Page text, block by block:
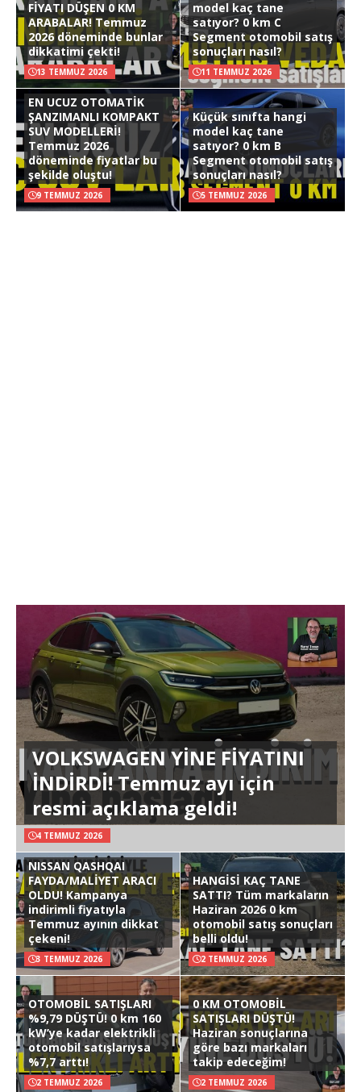
FİYATI DÜŞEN 0 KM
ARABALAR! Temmuz
2026 döneminde bunlar
dikkatimi çekti!
13 TEMMUZ 2026
model kaç tane
satıyor? 0 km C
Segment otomobil satış
sonuçları nasıl?
11 TEMMUZ 2026
EN UCUZ OTOMATİK
ŞANZIMANLI KOMPAKT
SUV MODELLERİ!
Temmuz 2026
döneminde fiyatlar bu
şekilde oluştu!
9 TEMMUZ 2026
Küçük sınıfta hangi
model kaç tane
satıyor? 0 km B
Segment otomobil satış
sonuçları nasıl?
5 TEMMUZ 2026
VOLKSWAGEN YİNE FİYATINI
İNDİRDİ! Temmuz ayı için
resmi açıklama geldi!
4 TEMMUZ 2026
NISSAN QASHQAI
FAYDA/MALİYET ARACI
OLDU! Kampanya
indirimli fiyatıyla
Temmuz ayının dikkat
çekeni!
3 TEMMUZ 2026
HANGİSİ KAÇ TANE
SATTI? Tüm markaların
Haziran 2026 0 km
otomobil satış sonuçları
belli oldu!
2 TEMMUZ 2026
OTOMOBİL SATIŞLARI
%9,79 DÜŞTÜ! 0 km 160
kW’ye kadar elektrikli
otomobil satışlarıysa
%7,7 arttı!
2 TEMMUZ 2026
0 KM OTOMOBİL
SATIŞLARI DÜŞTÜ!
Haziran sonuçlarına
göre bazı markaları
takip edeceğim!
2 TEMMUZ 2026